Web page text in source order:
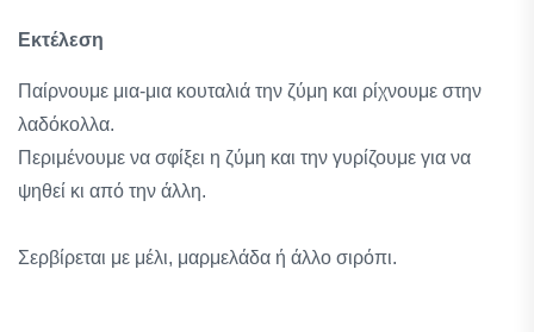
Εκτέλεση
Παίρνουμε μια-μια κουταλιά την ζύμη και ρίχνουμε στην
λαδόκολλα.
Περιμένουμε να σφίξει η ζύμη και την γυρίζουμε για να
ψηθεί κι από την άλλη.
Σερβίρεται με μέλι, μαρμελάδα ή άλλο σιρόπι.